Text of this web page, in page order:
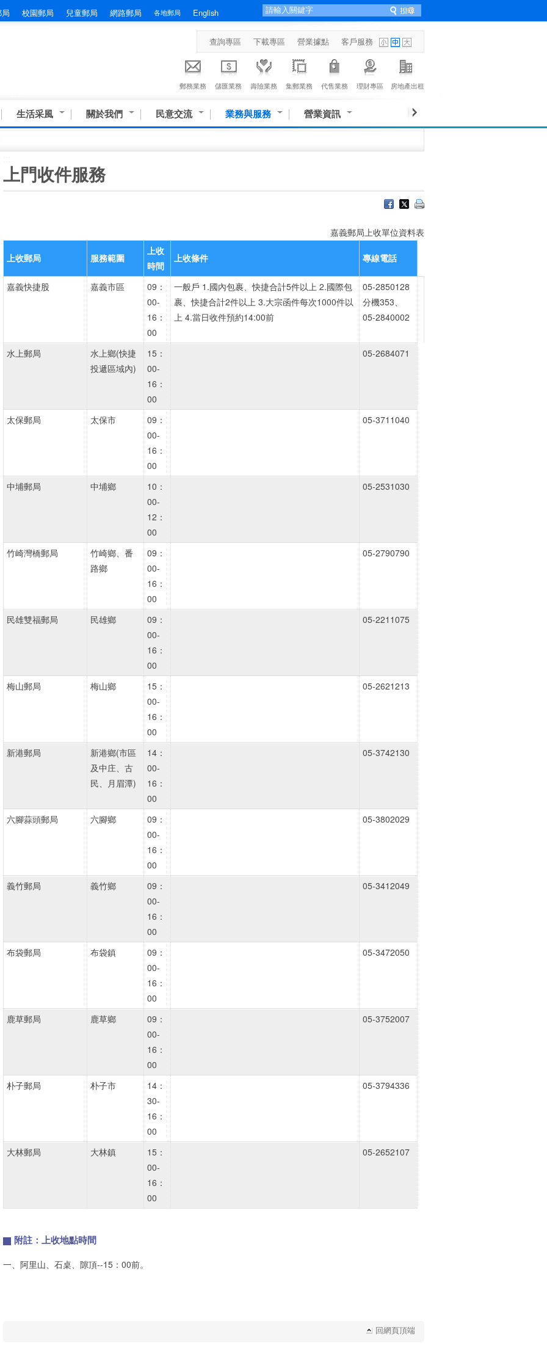
校園郵局 兒童郵局 網路郵局 各地郵局 English
查詢專區 下載專區 營業據點 客戶服務
郵務業務 儲匯業務 壽險業務 集郵業務 代售業務 理財專區 房地產出租
生活采風 關於我們 民意交流 業務與服務 營業資訊
上門收件服務
嘉義郵局上收單位資料表
上收郵局 服務範圍
上收
時間
上收條件 專線電話
嘉義快捷股 嘉義市區
09：
00-
16：
00
一般戶 1.國內包裹、快捷合計5件以上 2.國際包
裹、快捷合計2件以上 3.大宗函件每次1000件以
上 4.當日收件預約14:00前
05-2850128
分機353、
05-2840002
水上郵局
水上鄉(快捷
投遞區域內)
15：
00-
16：
00
05-2684071
太保郵局 太保市
09：
00-
16：
00
05-3711040
中埔郵局 中埔鄉
10：
00-
12：
00
05-2531030
竹崎灣橋郵局
竹崎鄉、番
路鄉
09：
00-
16：
00
05-2790790
民雄雙福郵局 民雄鄉
09：
00-
16：
00
05-2211075
梅山郵局 梅山鄉
15：
00-
16：
00
05-2621213
新港郵局
新港鄉(市區
及中庄、古
民、月眉潭)
14：
00-
16：
00
05-3742130
六腳蒜頭郵局 六腳鄉
09：
00-
16：
00
05-3802029
義竹郵局 義竹鄉
09：
00-
16：
00
05-3412049
布袋郵局 布袋鎮
09：
00-
16：
00
05-3472050
鹿草郵局 鹿草鄉
09：
00-
16：
00
05-3752007
朴子郵局 朴子市
14：
30-
16：
00
05-3794336
大林郵局 大林鎮
15：
00-
16：
00
05-2652107
附註：上收地點時間
一、 阿里山、石桌、隙頂--15：00前。
回網頁頂端